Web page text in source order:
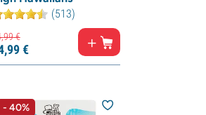
(513)
99€
99€
- 40%